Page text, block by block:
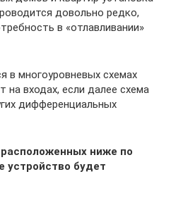
довольно редко,
в «отлавливании»
в многоуровневых схемах
входах, если далее схема
дифференциальных
ниже по
устройство будет